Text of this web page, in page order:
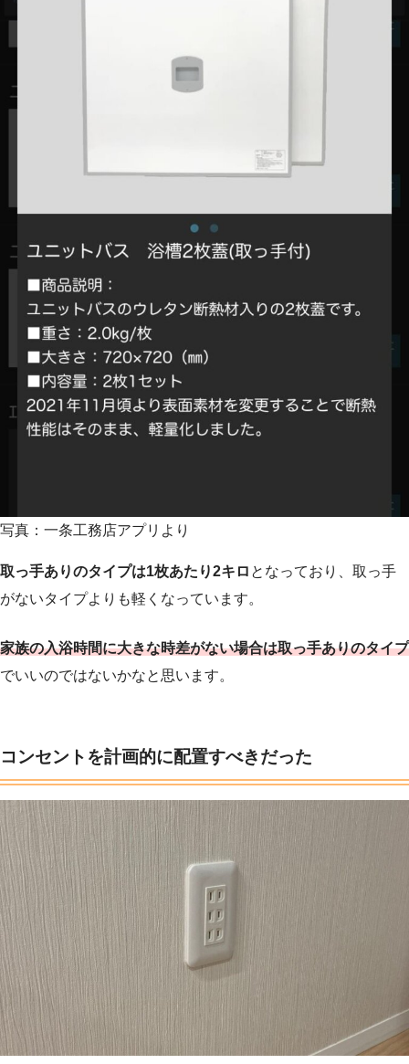
写真：一条工務店アプリより
取っ手ありのタイプは1枚あたり2キロ となっており、取っ手
がないタイプよりも軽くなっています。
家族の入浴時間に大きな時差がない場合は取っ手ありのタイプ
でいいのではないかなと思います。
コンセントを計画的に配置すべきだった